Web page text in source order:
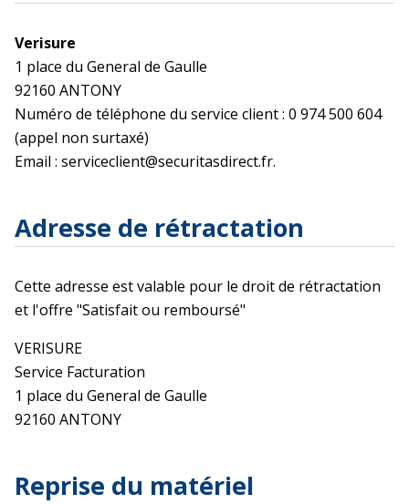
Verisure
1 place du General de Gaulle
92160 ANTONY
Numéro de téléphone du service client : 0 974 500 604
(appel non surtaxé)
Email : serviceclient@securitasdirect.fr.
Adresse de rétractation
Cette adresse est valable pour le droit de rétractation
et l'offre "Satisfait ou remboursé"
VERISURE
Service Facturation
1 place du General de Gaulle
92160 ANTONY
Reprise du matériel